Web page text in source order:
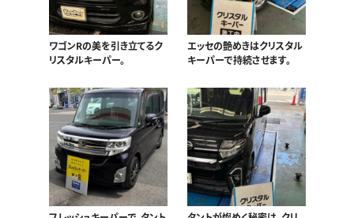
ワゴンRの美を引き立てるク
リスタルキーパー。
エッセの艶めきはクリスタル
キーパーで持続させます。